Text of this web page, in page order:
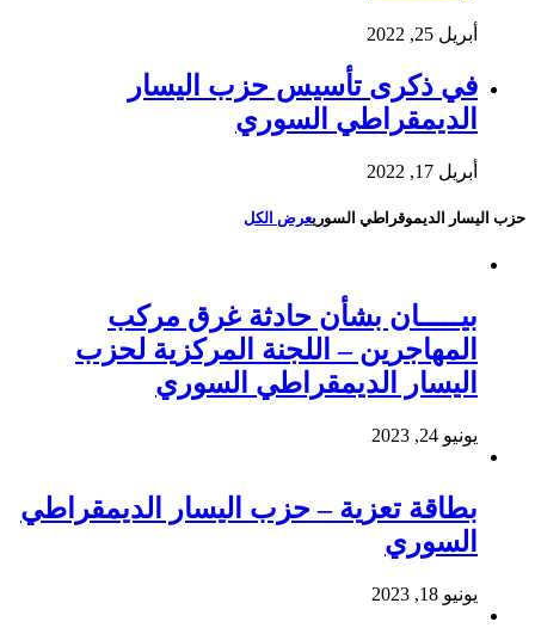
أبريل 25, 2022
في ذكرى تأسيس حزب اليسار
الديمقراطي السوري
أبريل 17, 2022
حزب اليسار الديموقراطي السوريعرض الكل
بيـــــان بشأن حادثة غرق مركب
المهاجرين – اللجنة المركزية لحزب
اليسار الديمقراطي السوري
يونيو 24, 2023
بطاقة تعزية – حزب اليسار الديمقراطي
السوري
يونيو 18, 2023